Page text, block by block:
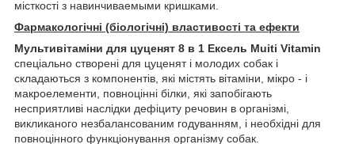
місткості з навинчиваемыми кришками.
Фармакологічні (біологічні) властивості та ефекти
Мультивітаміни для цуценят 8 в 1 Ексель Muiti Vitamin
спеціально створені для цуценят і молодих собак і
складаються з компонентів, які містять вітаміни, мікро - і
макроелементи, повноцінні білки, які запобігають
несприятливі наслідки дефіциту речовин в організмі,
викликаного незбалансованим годуванням, і необхідні для
повноцінного функціонування організму собак.